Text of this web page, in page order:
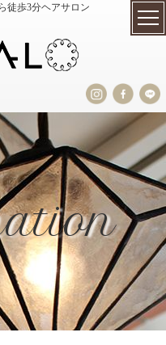
徒歩3分ヘアサロン